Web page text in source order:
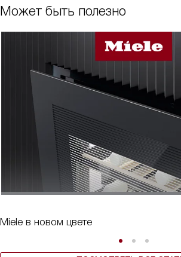
Может быть полезно
Miele в новом цвете